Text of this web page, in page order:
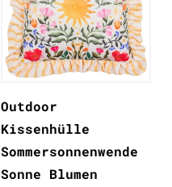
Outdoor
Kissenhülle
Sommersonnenwende
Sonne Blumen